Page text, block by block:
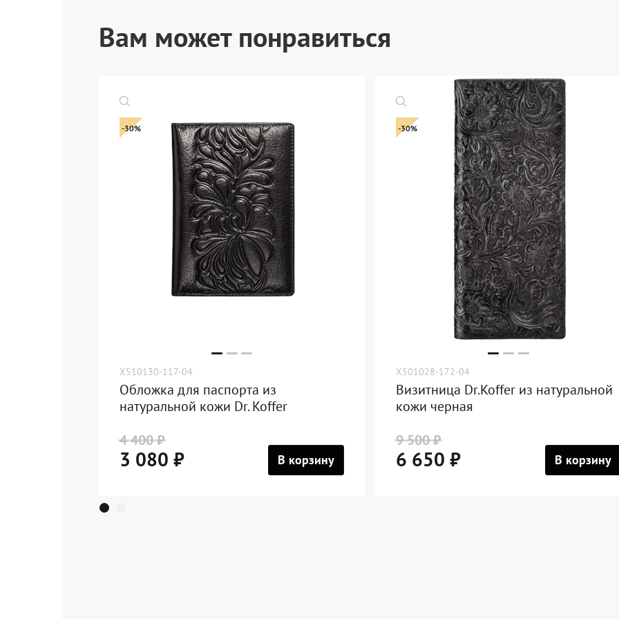
Вам может понравиться
-30%
X510130-117-04
Обложка для паспорта из
натуральной кожи Dr. Koffer
4 400 ₽
3 080 ₽ В корзину
-30%
X501028-172-04
Визитница Dr.Koffer из натуральной
кожи черная
9 500 ₽
6 650 ₽ В корзину